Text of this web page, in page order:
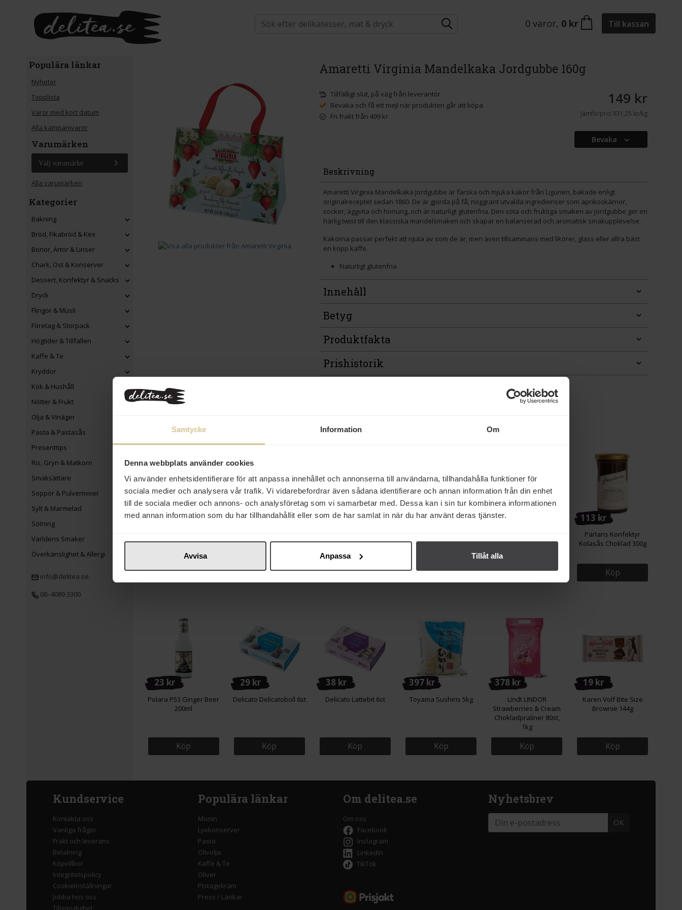
Samtycke Information Om
Denna webbplats använder cookies
Vi använder enhetsidentifierare för att anpassa innehållet och annonserna till användarna, tillhandahålla funktioner för
sociala medier och analysera vår trafik. Vi vidarebefordrar även sådana identifierare och annan information från din enhet
till de sociala medier och annons- och analysföretag som vi samarbetar med. Dessa kan i sin tur kombinera informationen
med annan information som du har tillhandahållit eller som de har samlat in när du har använt deras tjänster.
Avvisa Anpassa Tillåt alla
0 varor, 0 kr Till kassan
Populära länkar
Nyheter
Topplista
Varor med kort datum
Alla kampanjvaror
Varumärken
Välj varumärke
Alla varumärken
Kategorier
Bakning
Bröd, Fikabröd & Kex
Bönor, Ärtor & Linser
Chark, Ost & Konserver
Dessert, Konfektyr & Snacks
Dryck
Flingor & Müsli
Företag & Storpack
Högtider & Tillfällen
Kaffe & Te
Kryddor
Kök & Hushåll
Nötter & Frukt
Olja & Vinäger
Pasta & Pastasås
Presenttips
Ris, Gryn & Matkorn
Smaksättare
Soppor & Pulvermixer
Sylt & Marmelad
Sötning
Världens Smaker
Överkänslighet & Allergi
info@delitea.se
08–4089 3300
Amaretti Virginia Mandelkaka Jordgubbe 160g
Tillfälligt slut, på väg från leverantör
Bevaka och få ett mejl när produkten går att köpa
Fri frakt från 499 kr
149 kr
Jämförpris931,25 kr/kg
Bevaka
Beskrivning
Amaretti Virginia Mandelkaka Jordgubbe är färska och mjuka kakor från Ligurien, bakade enligt
originalreceptet sedan 1860. De är gjorda på få, noggrant utvalda ingredienser som aprikoskärnor,
socker, äggvita och honung, och är naturligt glutenfria. Den söta och fruktiga smaken av jordgubbe ger en
härlig twist till den klassiska mandelsmaken och skapar en balanserad och aromatisk smakupplevelse.
Kakorna passar perfekt att njuta av som de är, men även tillsammans med likörer, glass eller allra bäst
en kopp kaffe.
Naturligt glutenfria
Innehåll
Betyg
Produktfakta
Prishistorik
Andra köper även
11 kr
100g
Köp
165 kr
Vanilj 2L
Köp
68 kr
Pesto 6 månader 150g
Köp
11 kr
65ml
Köp
18 kr
Strössel 145g
Köp
113 kr
Pärlans Konfektyr
Kolasås Choklad 300g
Köp
23 kr
Polara P53 Ginger Beer
200ml
Köp
29 kr
Delicato Delicatoboll 6st
Köp
38 kr
Delicato Lattebit 6st
Köp
397 kr
Toyama Sushiris 5kg
Köp
378 kr
Lindt LINDOR
Strawberries & Cream
Chokladpraliner 80st,
1kg
Köp
19 kr
Karen Volf Bite Size
Brownie 144g
Köp
Kundservice
Kontakta oss
Vanliga frågor
Frakt och leverans
Betalning
Köpvillkor
Integritetspolicy
Cookieinställningar
Jobba hos oss
Tillgänglighet
Populära länkar
Monin
Lyxkonserver
Pasta
Olivolja
Kaffe & Te
Oliver
Pistagekräm
Press / Länkar
Om delitea.se
Om oss
Facebook
Instagram
LinkedIn
TikTok
Nyhetsbrev
OK